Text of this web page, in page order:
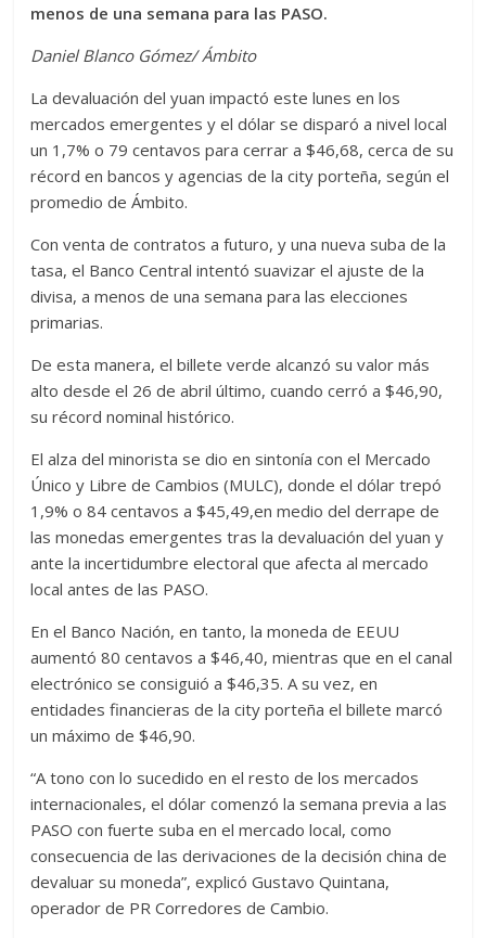
menos de una semana para las PASO.
Daniel Blanco Gómez/ Ámbito
La devaluación del yuan impactó este lunes en los
mercados emergentes y el dólar se disparó a nivel local
un 1,7% o 79 centavos para cerrar a $46,68, cerca de su
récord en bancos y agencias de la city porteña, según el
promedio de Ámbito.
Con venta de contratos a futuro, y una nueva suba de la
tasa, el Banco Central intentó suavizar el ajuste de la
divisa, a menos de una semana para las elecciones
primarias.
De esta manera, el billete verde alcanzó su valor más
alto desde el 26 de abril último, cuando cerró a $46,90,
su récord nominal histórico.
El alza del minorista se dio en sintonía con el Mercado
Único y Libre de Cambios (MULC), donde el dólar trepó
1,9% o 84 centavos a $45,49,en medio del derrape de
las monedas emergentes tras la devaluación del yuan y
ante la incertidumbre electoral que afecta al mercado
local antes de las PASO.
En el Banco Nación, en tanto, la moneda de EEUU
aumentó 80 centavos a $46,40, mientras que en el canal
electrónico se consiguió a $46,35. A su vez, en
entidades financieras de la city porteña el billete marcó
un máximo de $46,90.
“A tono con lo sucedido en el resto de los mercados
internacionales, el dólar comenzó la semana previa a las
PASO con fuerte suba en el mercado local, como
consecuencia de las derivaciones de la decisión china de
devaluar su moneda”, explicó Gustavo Quintana,
operador de PR Corredores de Cambio.